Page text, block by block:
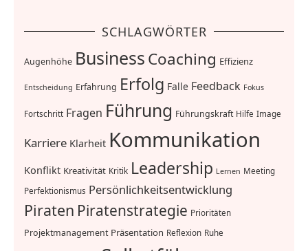
SCHLAGWÖRTER
Augenhöhe BusinessCoaching Effizienz
Entscheidung Erfahrung Erfolg Falle Feedback Fokus
Fortschritt Fragen Führung Führungskraft Hilfe Image
Karriere Klarheit Kommunikation
Konflikt Kreativität Kritik Leadership Lernen Meeting
Perfektionismus Persönlichkeitsentwicklung
Piraten Piratenstrategie Prioritäten
Projektmanagement Präsentation Reflexion Ruhe